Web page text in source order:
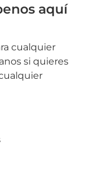
aquí
cualquier
si quieres